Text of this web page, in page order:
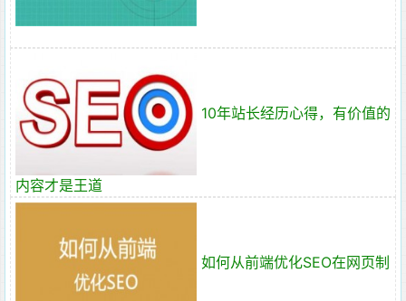
10年站长经历心得，有价值的
内容才是王道
如何从前端优化SEO在网页制